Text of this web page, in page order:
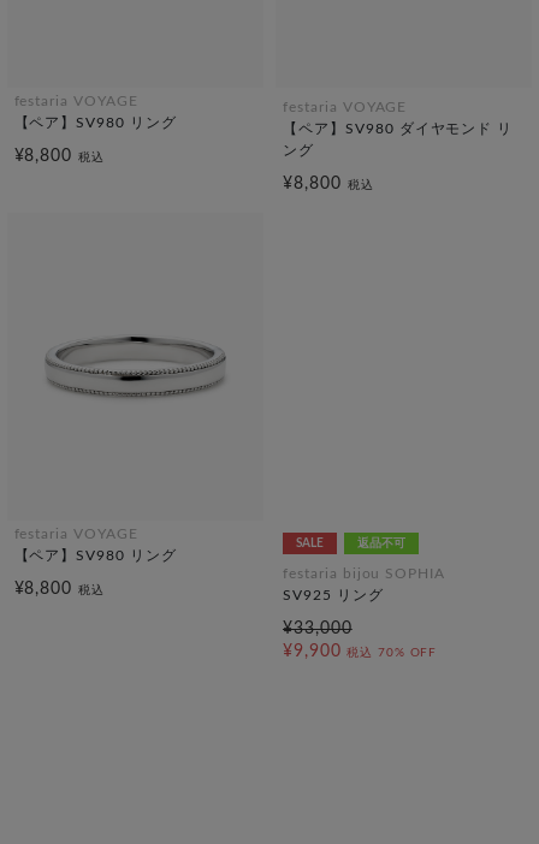
festaria VOYAGE
【ペア】SV980 リング
¥8,800税込
festaria VOYAGE
【ペア】SV980 ダイヤモンド リ
ング
¥8,800 税込
festaria VOYAGE
【ペア】SV980 リング
¥8,800税込
SALE 返品不可
festaria bijou SOPHIA
SV925 リング
¥33,000
¥9,900 税込 70% OFF